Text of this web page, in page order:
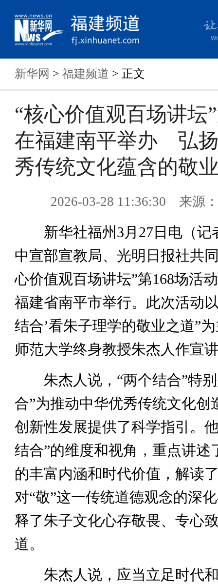
新华网 > 福建频道 > 正文
“核心价值观百场讲坛
在福建南平举办 弘
秀传统文化蕴含的敬
2026-03-28 11:36:30 来源
新华社福州3月27日电（记
中宣部宣教局、光明日报社共
心价值观百场讲坛”第168场活
福建省南平市举行。此次活动
结合’看朱子理学的敬业之道”
师范大学终身教授朱杰人作宣
朱杰人说，“两个结合”特别
合”为推动中华优秀传统文化创
创新性发展提供了科学指引。
结合”的维度和视角，重点讲述
的丰富内涵和时代价值，解读
对“敬”这一传统道德观念的深
释了朱子文化心存敬畏、专心
道。
朱杰人说，应当立足时代和